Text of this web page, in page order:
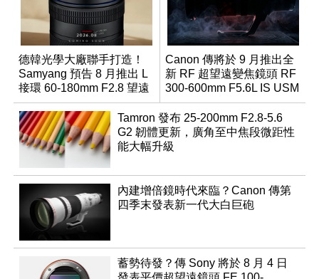
德韓光學大廠聯手打造！
Samyang 預告 8 月推出 L
接環 60-180mm F2.8 望遠
變焦鏡
Canon 傳將於 9 月推出全
新 RF 超望遠變焦鏡頭 RF
300-600mm F5.6L IS USM
Tamron 發布 25-200mm F2.8-5.6
G2 韌體更新，廣角至中焦段微距性
能大幅升級
內建增倍鏡時代來臨？Canon 傳第
四季末發表新一代大白巨砲
蓄勢待發？傳 Sony 將於 8 月 4 日